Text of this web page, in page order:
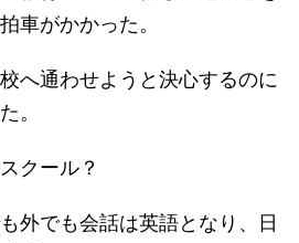
車がかかった。
へ通わせようと決心するのに
。
クール？
外でも会話は英語となり、日